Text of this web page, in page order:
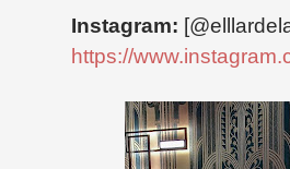
Instagram:
https://